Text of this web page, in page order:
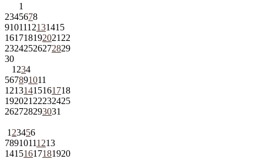
1
2345678
9101112131415
161718192021 22
23242526272829
30
1 234
567891011
12131415161718
192021 22232425
262728293031
1 23456
78910111213
14151617181920